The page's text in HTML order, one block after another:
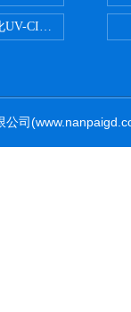
UV-CIPP修复管道非
司